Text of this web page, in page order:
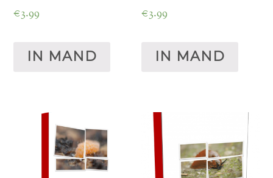
€3.99
IN MAND
€3.99
IN MAND